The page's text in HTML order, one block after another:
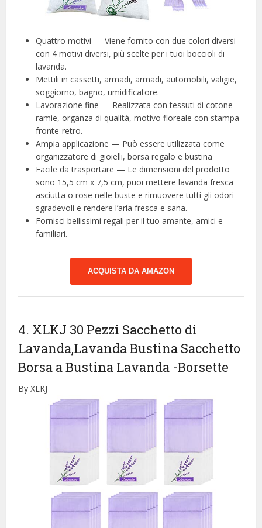
Quattro motivi — Viene fornito con due colori diversi
con 4 motivi diversi, più scelte per i tuoi boccioli di
lavanda.
Mettili in cassetti, armadi, armadi, automobili, valigie,
soggiorno, bagno, umidificatore.
Lavorazione fine — Realizzata con tessuti di cotone
ramie, organza di qualità, motivo floreale con stampa
fronte-retro.
Ampia applicazione — Può essere utilizzata come
organizzatore di gioielli, borsa regalo e bustina
Facile da trasportare — Le dimensioni del prodotto
sono 15,5 cm x 7,5 cm, puoi mettere lavanda fresca
asciutta o rose nelle buste e rimuovere tutti gli odori
sgradevoli e rendere l’aria fresca e sana.
Fornisci bellissimi regali per il tuo amante, amici e
familiari.
ACQUISTA DA AMAZON
4. XLKJ 30 Pezzi Sacchetto di
Lavanda,Lavanda Bustina Sacchetto
Borsa a Bustina Lavanda -Borsette
By XLKJ